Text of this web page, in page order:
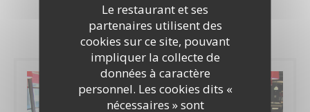
Le restaurant et ses
partenaires utilisent des
cookies sur ce site, pouvant
impliquer la collecte de
données à caractère
personnel. Les cookies dits «
nécessaires » sont